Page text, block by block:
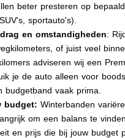
beter presteren op
sportauto's).
en omstandigheden:
of juist veel
adviseren wij een
je de auto alleen voor
budgetband vaak prima.
budget: Winterbanden
om een balans te
en prijs die bij jouw budget